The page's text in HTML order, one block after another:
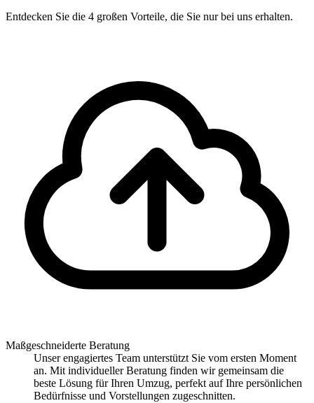
Entdecken Sie die 4 großen Vorteile, die Sie nur bei uns erhalten.
Maßgeschneiderte Beratung
Unser engagiertes Team unterstützt Sie vom ersten Moment
an. Mit individueller Beratung finden wir gemeinsam die
beste Lösung für Ihren Umzug, perfekt auf Ihre persönlichen
Bedürfnisse und Vorstellungen zugeschnitten.